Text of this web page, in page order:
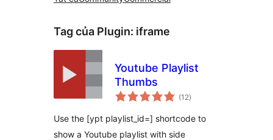
Tag của Plugin: iframe
Youtube Playlist
Thumbs
(12tổng
đánh
)
Use the [ypt playlist_id=] shortcode to
show a Youtube playlist with side